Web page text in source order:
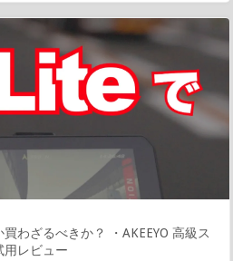
わざるべきか？ ・AKEEYO 高級ス
用レビュー